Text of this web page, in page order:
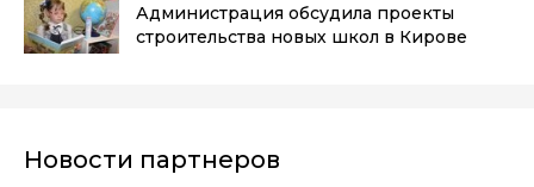
Администрация обсудила проекты
строительства новых школ в Кирове
Новости партнеров